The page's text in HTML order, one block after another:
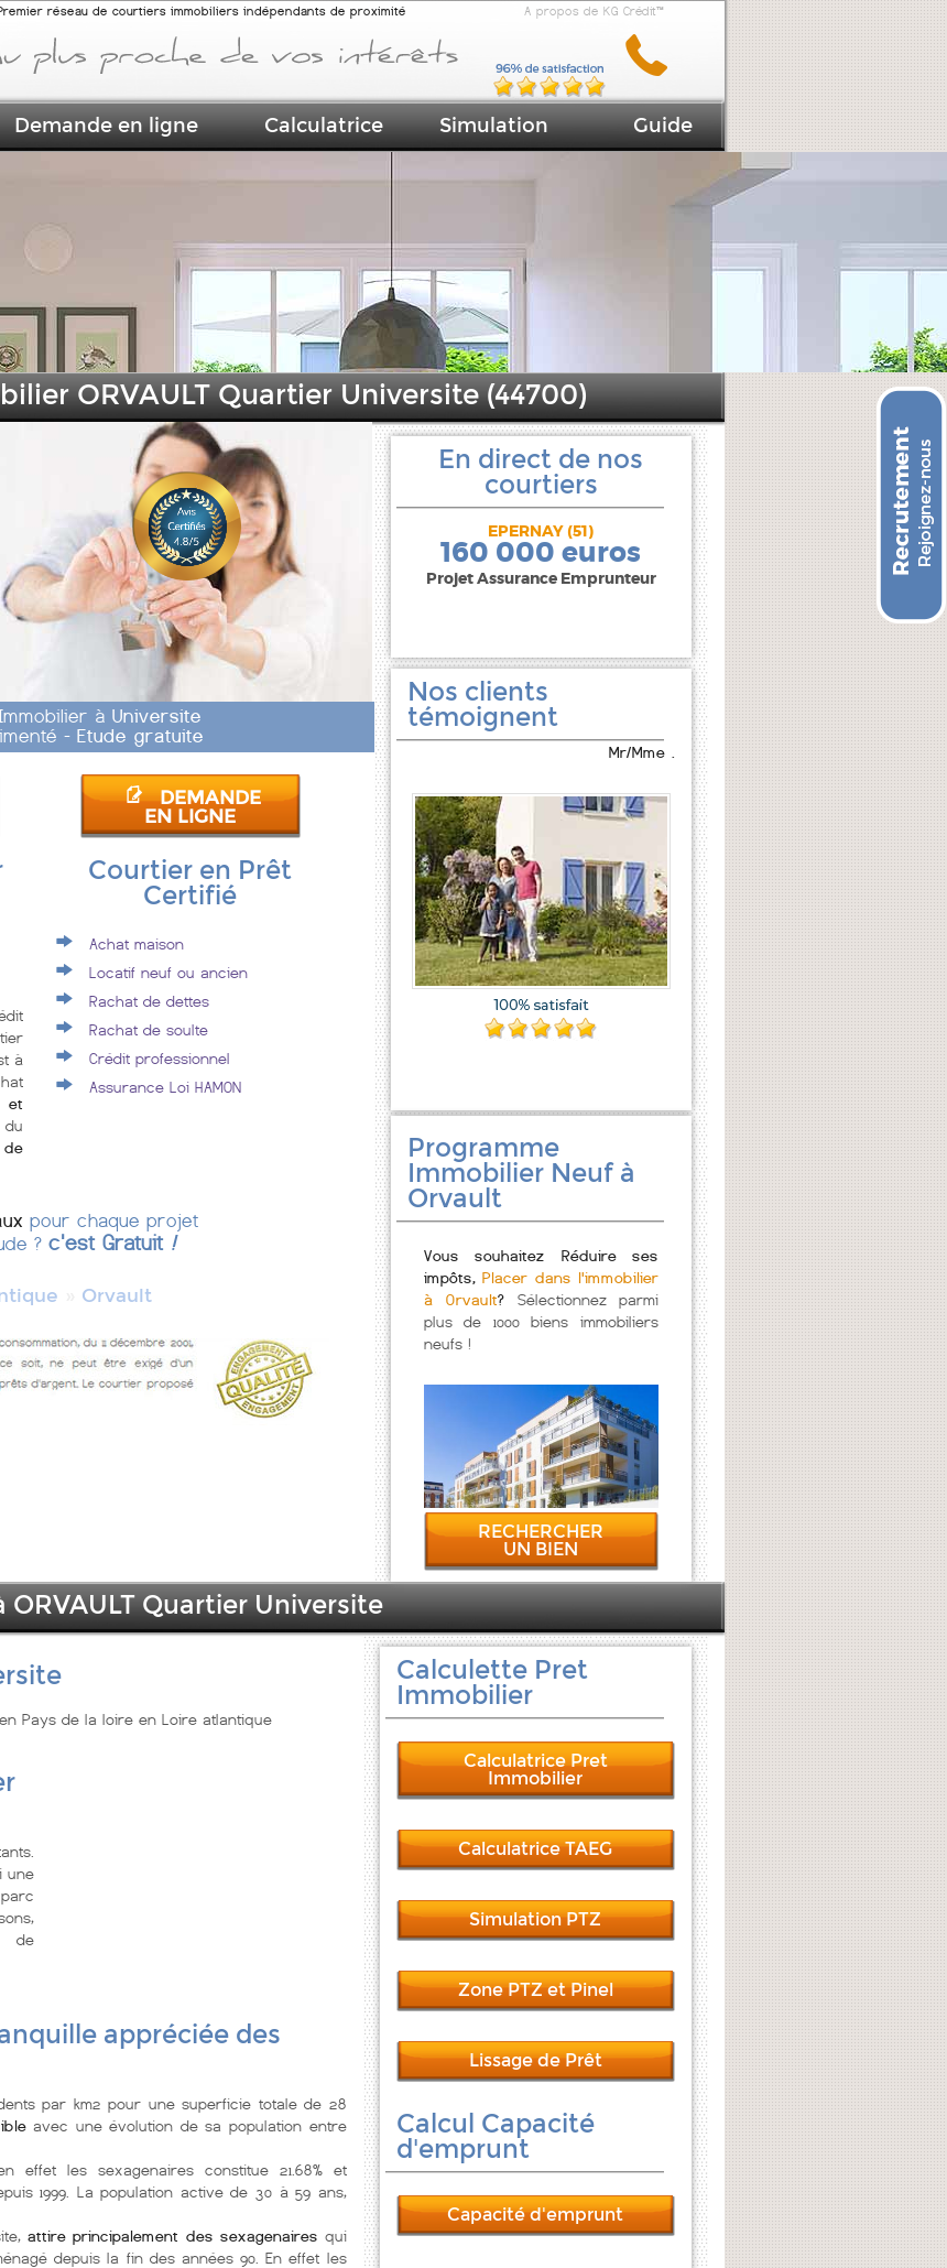
ORVAULT Quartier Universite (44700)
à Universite
-Etude gratuite
DEMANDE
EN LIGNE
à
et
de
Courtier en Prêt
Certifié
Achat maison
Locatif neuf ou ancien
Rachat de dettes
Rachat de soulte
Crédit professionnel
Assurance Loi HAMON
pour chaque projet
?c'est Gratuit !
Orvault
En direct de nos
courtiers
150 000 euros
EPERNAY (51)
160 000 euros
Projet Assurance Emprunteur
240 000 euros
Nos clients
témoignent
Mr/Mme .
Programme
Immobilier Neuf à
Orvault
Vous souhaitez Réduire ses
impôts,Placer dans l'immobilier
à Orvault? Sélectionnez parmi
plus de 1000 biens immobiliers
neufs !
RECHERCHER
UN BIEN
Quartier Universite
Pays de la loire en Loire atlantique
une
de
appréciée des
par km2 pour une superficie totale de 28
avec une évolution de sa population entre
effet les sexagenaires constitue 21.68% et
1999. La population active de 30 à 59 ans,
attire principalement des sexagenaires qui
depuis la fin des années 90. En effet les
Calculette Pret
Immobilier
Calculatrice Pret
Immobilier
Calculatrice TAEG
Simulation PTZ
Zone PTZ et Pinel
Lissage de Prêt
Calcul Capacité
d'emprunt
Capacité d'emprunt
réseau de courtiers immobiliers indépendants de proximité A propos de KG Crédit™
Demande en ligne Calculatrice Simulation Guide